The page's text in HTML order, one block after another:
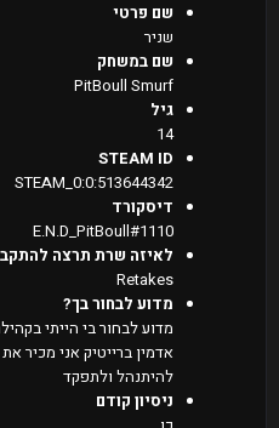
שם פרטי
שניר
שם במשחק
PitBoull Smurf
גיל
14
STEAM ID
STEAM_0:0:513644342
דיסקורד
E.N.D_PitBoull#1110
לאיזה שרת תרצה
Retakes
מדוע לבחור בך?
אדמין ברייטיק אני מכיר
להיתנהל ולתפקד
ניסיון קודם